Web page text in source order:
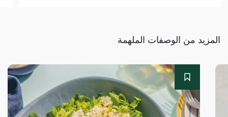
المزيد من الوصفات الملهمة